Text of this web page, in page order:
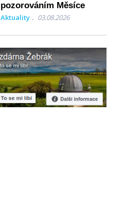
pozorováním Měsíce
Aktuality 03.08.2026